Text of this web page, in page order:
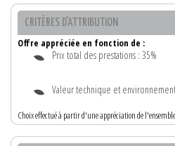
CRITÈRES D'ATTRIBUTION
Offre appréciée en fonction de :
Prix total des prestations : 35%
Valeur technique et
Choix effectué à partir d'une appréciation de l'ensemble